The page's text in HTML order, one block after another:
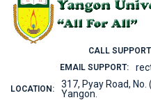
CALL
EMAIL SUPPORT:
LOCATION:
317, Pyay Road,
Yangon.